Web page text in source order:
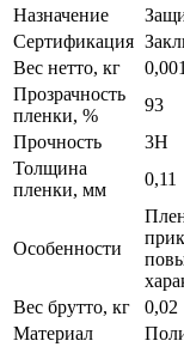
Назначение
Сертификация
Вес нетто, кг
0,001
Прозрачность
пленки, %
93
Прочность
3H
Толщина
пленки, мм
0,11
Особенности
Вес брутто, кг
0,02
Материал